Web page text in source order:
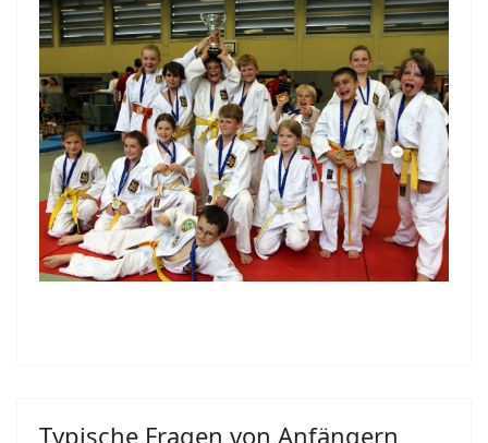
Typische Fragen von Anfängern